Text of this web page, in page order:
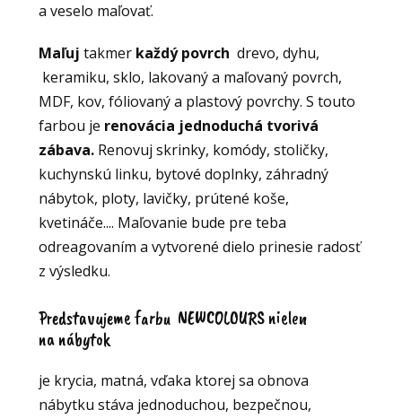
a veselo maľovať.
Maľuj takmer každý povrch drevo, dyhu,
keramiku, sklo, lakovaný a maľovaný povrch,
MDF, kov, fóliovaný a plastový povrchy. S touto
farbou je renovácia jednoduchá tvorivá
zábava.Renovuj skrinky, komódy, stoličky,
kuchynskú linku, bytové doplnky, záhradný
nábytok, ploty, lavičky, prútené koše,
kvetináče.... Maľovanie bude pre teba
odreagovaním a vytvorené dielo prinesie radosť
z výsledku.
Predstavujeme farbu NEWCOLOURS nielen
na nábytok
je krycia, matná, vďaka ktorej sa obnova
nábytku stáva jednoduchou, bezpečnou,